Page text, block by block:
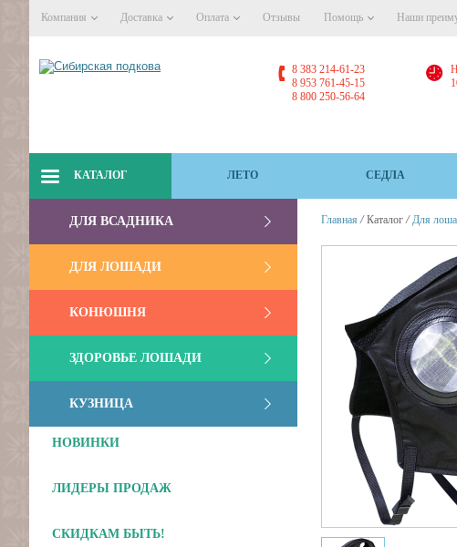
Компания Доставка Оплата Отзывы Помощь Наши
8 383 214-61-23
8 953 761-45-15
8 800 250-56-64
КАТАЛОГ ЛЕТО СЕДЛА
ДЛЯ ВСАДНИКА
ДЛЯ ЛОШАДИ
КОНЮШНЯ
ЗДОРОВЬЕ ЛОШАДИ
КУЗНИЦА
НОВИНКИ
ЛИДЕРЫ ПРОДАЖ
СКИДКАМ БЫТЬ!
Главная / Каталог / Для